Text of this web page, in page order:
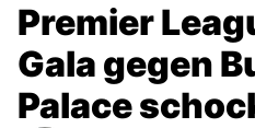
Premier
Gala gegen
Palace